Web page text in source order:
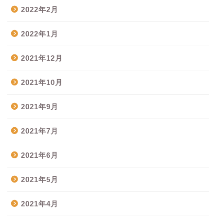
2022年2月
2022年1月
2021年12月
2021年10月
2021年9月
2021年7月
2021年6月
2021年5月
2021年4月